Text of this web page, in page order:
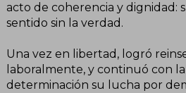
acto de coherencia y dignidad:
sentido sin la verdad.
Una vez en libertad, logró
laboralmente, y continuó con
determinación su lucha por